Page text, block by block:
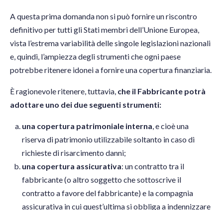
A questa prima domanda non si può fornire un riscontro
definitivo per tutti gli Stati membri dell’Unione Europea,
vista l’estrema variabilità delle singole legislazioni nazionali
e, quindi, l’ampiezza degli strumenti che ogni paese
potrebbe ritenere idonei a fornire una copertura finanziaria.
È ragionevole ritenere, tuttavia, che il Fabbricante potrà
adottare uno dei due seguenti strumenti:
una copertura patrimoniale interna, e cioè una
riserva di patrimonio utilizzabile soltanto in caso di
richieste di risarcimento danni;
una copertura assicurativa: un contratto tra il
fabbricante (o altro soggetto che sottoscrive il
contratto a favore del fabbricante) e la compagnia
assicurativa in cui quest’ultima si obbliga a indennizzare